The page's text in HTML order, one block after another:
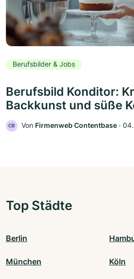
Berufsbilder & Jobs
Berufsbild Konditor:
Backkunst und süße
CB Von Firmenweb Contentbase ‧
Top Städte
Berlin
München Köln